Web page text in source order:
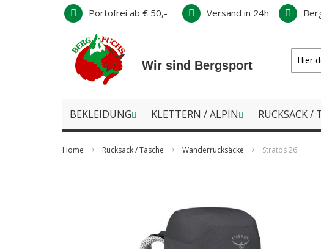
Direkt
Inhalt
Portofrei ab € 50,- Versand in 24h
Wir sind Bergsport
BEKLEIDUNG KLETTERN / ALPIN RUCKSACK /
Home Rucksack / Tasche Wanderrucksäcke Stratos 26